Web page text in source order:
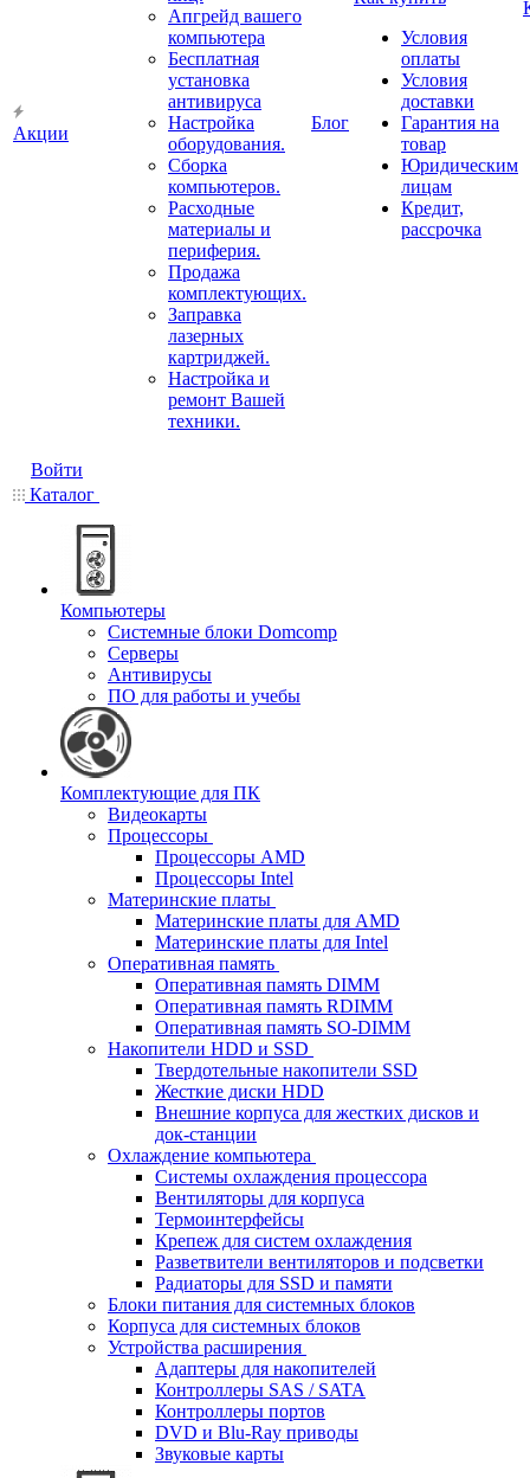
Акции
Апгрейд вашего
компьютера
Бесплатная
установка
антивируса
Настройка
оборудования.
Сборка
компьютеров.
Расходные
материалы и
периферия.
Продажа
комплектующих.
Заправка
лазерных
картриджей.
Настройка и
ремонт Вашей
техники.
Блог
Условия
оплаты
Условия
доставки
Гарантия на
товар
Юридическим
лицам
Кредит,
рассрочка
Войти
Каталог
Компьютеры
Системные блоки Domcomp
Серверы
Антивирусы
ПО для работы и учебы
Комплектующие для ПК
Видеокарты
Процессоры
Процессоры AMD
Процессоры Intel
Материнские платы
Материнские платы для AMD
Материнские платы для Intel
Оперативная память
Оперативная память DIMM
Оперативная память RDIMM
Оперативная память SO-DIMM
Накопители HDD и SSD
Твердотельные накопители SSD
Жесткие диски HDD
Внешние корпуса для жестких дисков и
док-станции
Охлаждение компьютера
Системы охлаждения процессора
Вентиляторы для корпуса
Термоинтерфейсы
Крепеж для систем охлаждения
Разветвители вентиляторов и подсветки
Радиаторы для SSD и памяти
Блоки питания для системных блоков
Корпуса для системных блоков
Устройства расширения
Адаптеры для накопителей
Контроллеры SAS / SATA
Контроллеры портов
DVD и Blu-Ray приводы
Звуковые карты